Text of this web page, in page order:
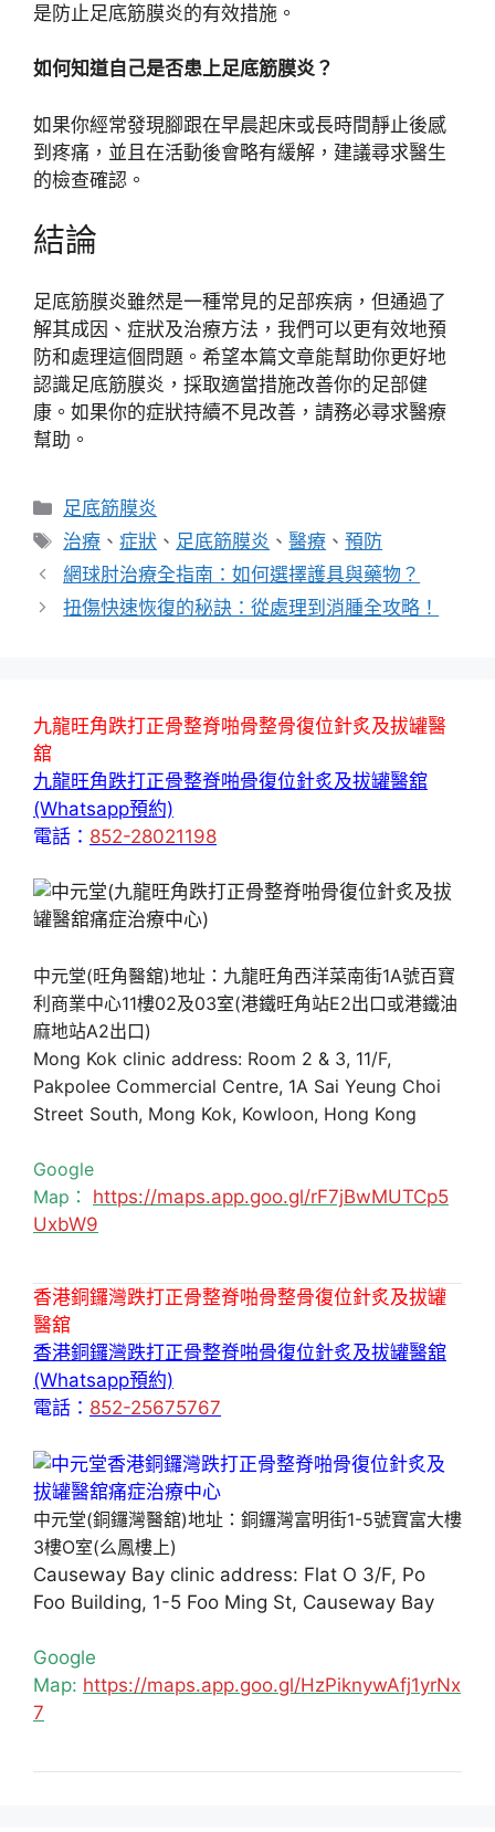
是防止足底筋膜炎的有效措施。
如何知道自己是否患上足底筋膜炎？
如果你經常發現腳跟在早晨起床或長時間靜止後感
到疼痛，並且在活動後會略有緩解，建議尋求醫生
的檢查確認。
結論
足底筋膜炎雖然是一種常見的足部疾病，但通過了
解其成因、症狀及治療方法，我們可以更有效地預
防和處理這個問題。希望本篇文章能幫助你更好地
認識足底筋膜炎，採取適當措施改善你的足部健
康。如果你的症狀持續不見改善，請務必尋求醫療
幫助。
分
類
足底筋膜炎
標
籤
治療 、症狀 、 足底筋膜炎 、醫療 、預防
網球肘治療全指南：如何選擇護具與藥物？
扭傷快速恢復的秘訣：從處理到消腫全攻略！
九龍旺角跌打正骨整脊啪骨整骨復位針炙及拔罐醫
舘
九龍旺角跌打正骨整脊啪骨復位針炙及拔罐醫舘
(Whatsapp預約)
電話： 852-28021198
中元堂(旺角醫舘)地址：九龍旺角西洋菜南街1A號百寶
利商業中心11樓02及03室(港鐵旺角站E2出口或港鐵油
麻地站A2出口)
Mong Kok clinic address: Room 2 & 3, 11/F,
Pakpolee Commercial Centre, 1A Sai Yeung Choi
Street South, Mong Kok, Kowloon, Hong Kong
Google
Map： https://maps.app.goo.gl/rF7jBwMUTCp5
UxbW9
香港銅鑼灣跌打正骨整脊啪骨整骨復位針炙及拔罐
醫舘
香港銅鑼灣跌打正骨整脊啪骨復位針炙及拔罐醫舘
(Whatsapp預約)
電話： 852-25675767
中元堂(銅鑼灣醫舘)地址：銅鑼灣富明街1-5號寶富大樓
3樓O室(么鳳樓上)
Causeway Bay clinic address: Flat O 3/F, Po
Foo Building, 1-5 Foo Ming St, Causeway Bay
Google
Map: https://maps.app.goo.gl/HzPiknywAfj1yrNx
7